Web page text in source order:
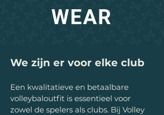
WEAR
We zijn er voor elke club
Een kwalitatieve en betaalbare
volleybaloutfit is essentieel voor
zowel de spelers als clubs. Bij Volley